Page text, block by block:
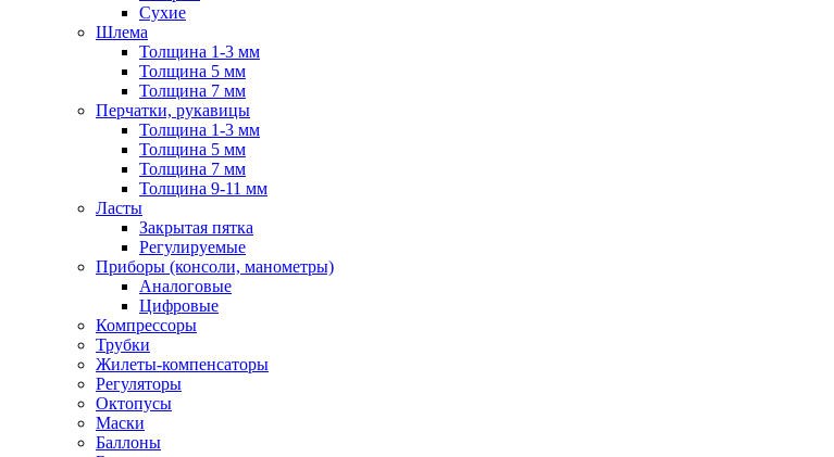
Сухие
Шлема
Толщина 1-3 мм
Толщина 5 мм
Толщина 7 мм
Перчатки, рукавицы
Толщина 1-3 мм
Толщина 5 мм
Толщина 7 мм
Толщина 9-11 мм
Ласты
Закрытая пятка
Регулируемые
Приборы (консоли, манометры)
Аналоговые
Цифровые
Компрессоры
Трубки
Жилеты-компенсаторы
Регуляторы
Октопусы
Маски
Баллоны